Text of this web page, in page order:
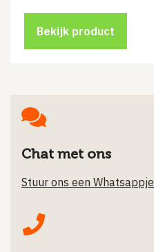
Bekijk product
Chat met ons
Stuur ons een Whatsappje